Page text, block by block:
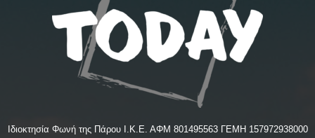
Ιδιοκτησία Φωνή της Πάρου Ι.Κ.Ε. ΑΦΜ 801495563 ΓΕΜΗ 157972938000